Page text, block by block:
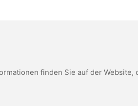
finden Sie auf der Website,